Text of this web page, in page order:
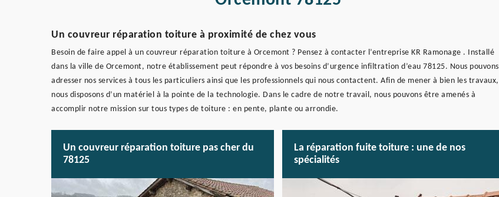
Un couvreur réparation toiture à proximité de chez vous
Besoin de faire appel à un couvreur réparation toiture à Orcemont ? Pensez à contacter l’entreprise KR Ramonage . Installé
dans la ville de Orcemont, notre établissement peut répondre à vos besoins d’urgence infiltration d’eau 78125. Nous pouvons
adresser nos services à tous les particuliers ainsi que les professionnels qui nous contactent. Afin de mener à bien les travaux,
nous disposons d’un matériel à la pointe de la technologie. Dans le cadre de notre travail, nous pouvons être amenés à
accomplir notre mission sur tous types de toiture : en pente, plante ou arrondie.
Un couvreur réparation toiture pas cher du
78125
La réparation fuite toiture : une de nos
spécialités